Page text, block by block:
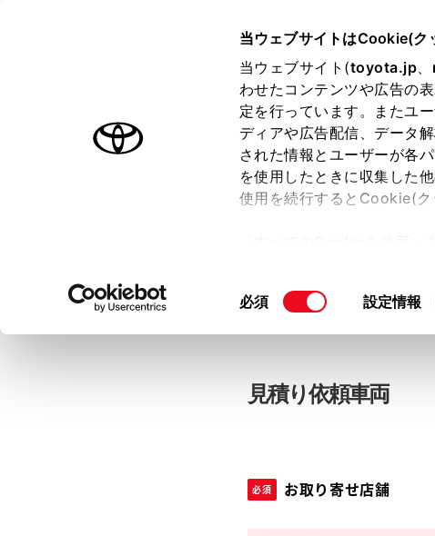
当ウェブサイトはCookie(ク
当ウェブサイト(toyota.jp、
わせたコンテンツや広告の
定を行っています。またユ
ディアや広告配信、データ
された情報とユーザーが各
を使用したときに収集した
使用を続行するとCookie(ク
て」をご覧ください。
同
択
必須 設定情報
は必須です。中古車：見積り
お客さま情報の入力
見積り依頼車両
必須 お取り寄せ店舗